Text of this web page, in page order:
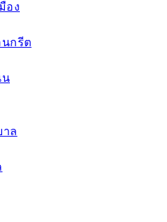
อง
นกรีต
น
าล